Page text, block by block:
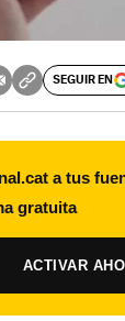
SEGUIR EN
a tus
gratuita
ACTIVAR